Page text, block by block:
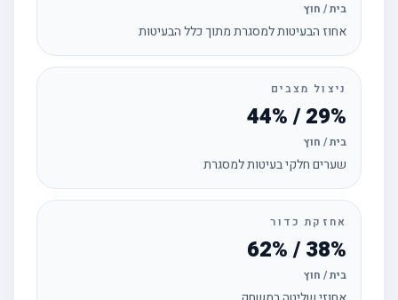
בית / חוץ
אחוז הבעיטות למסגרת מתוך כלל הבעיטות
ניצול מצבים
29% / 44%
בית / חוץ
שערים חלקי בעיטות למסגרת
אחזקת כדור
38% / 62%
בית / חוץ